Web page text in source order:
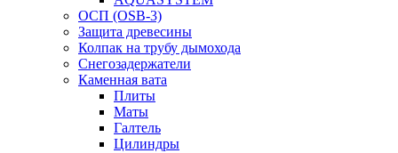
ОСП (OSB-3)
Защита древесины
Колпак на трубу дымохода
Снегозадержатели
Каменная вата
Плиты
Маты
Галтель
Цилиндры